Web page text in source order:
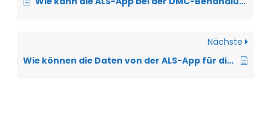
Nächste
Wie können die Daten von der ALS-App für die Forschung genutzt werden?